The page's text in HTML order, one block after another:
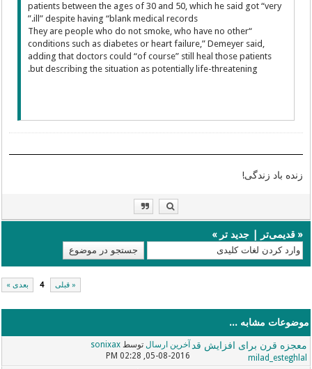
patients between the ages of 30 and 50, which he said got “very
ill” despite having “blank medical records.”
“They are people who do not smoke, who have no other
conditions such as diabetes or heart failure,” Demeyer said,
adding that doctors could “of course” still heal those patients
but describing the situation as potentially life-threatening.
زنده باد زندگی!
«قدیمی‌تر |جدید تر »
« قبلی 4 بعدی »
موضوعات مشابه ...
معجزه قرن برای افزایش قد
milad_esteghlal
آخرین ارسال توسطsonixax
05-08-2016, 02:28 PM